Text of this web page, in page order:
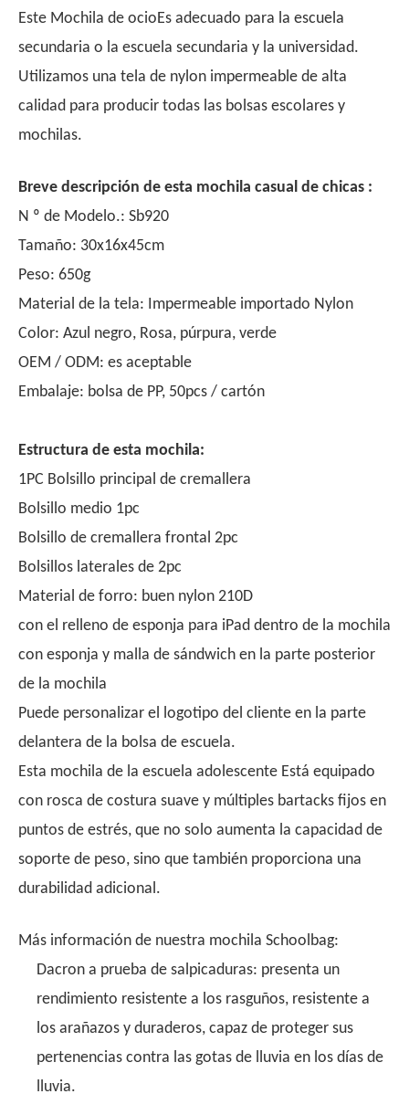
Este Mochila de ocioEs adecuado para la escuela
secundaria o la escuela secundaria y la universidad.
Utilizamos una tela de nylon impermeable de alta
calidad para producir todas las bolsas escolares y
mochilas.
Breve descripción de esta mochila casual de chicas :
N º de Modelo.: Sb920
Tamaño: 30x16x45cm
Peso: 650g
Material de la tela: Impermeable importado Nylon
Color: Azul negro, Rosa, púrpura, verde
OEM / ODM: es aceptable
Embalaje: bolsa de PP, 50pcs / cartón
Estructura de esta mochila:
1PC Bolsillo principal de cremallera
Bolsillo medio 1pc
Bolsillo de cremallera frontal 2pc
Bolsillos laterales de 2pc
Material de forro: buen nylon 210D
con el relleno de esponja para iPad dentro de la mochila
con esponja y malla de sándwich en la parte posterior
de la mochila
Puede personalizar el logotipo del cliente en la parte
delantera de la bolsa de escuela.
Esta mochila de la escuela adolescente Está equipado
con rosca de costura suave y múltiples bartacks fijos en
puntos de estrés, que no solo aumenta la capacidad de
soporte de peso, sino que también proporciona una
durabilidad adicional.
Más información de nuestra mochila Schoolbag:
Dacron a prueba de salpicaduras: presenta un
rendimiento resistente a los rasguños, resistente a
los arañazos y duraderos, capaz de proteger sus
pertenencias contra las gotas de lluvia en los días de
lluvia.